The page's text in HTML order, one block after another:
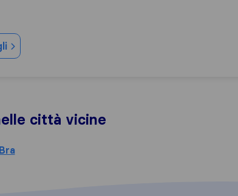
città vicine